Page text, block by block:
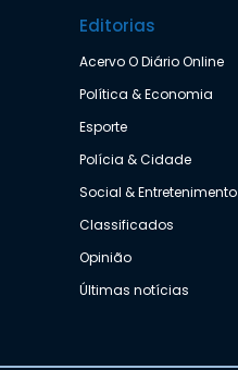
Editorias
Acervo O Diário Online
Política & Economia
Esporte
Polícia & Cidade
Social & Entretenimento
Classificados
Opinião
Últimas notícias